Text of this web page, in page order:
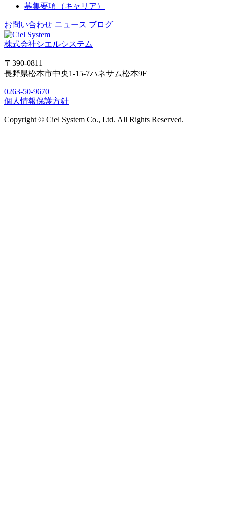
募集要項（キャリア）
お問い合わせ ニュース ブログ
株式会社シエルシステム
〒390-0811
長野県松本市中央1-15-7ハネサム松本9F
0263-50-9670
個人情報保護方針
Copyright © Ciel System Co., Ltd. All Rights Reserved.